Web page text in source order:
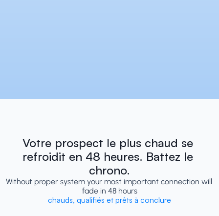
Votre prospect le plus chaud se
refroidit en 48 heures. Battez le
chrono.
Without proper system your most important connection will
fade in 48 hours
chauds, qualifiés et prêts à conclure